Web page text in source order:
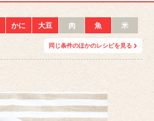
かに 大豆 肉 魚 米
同じ条件のほかのレシピを見る